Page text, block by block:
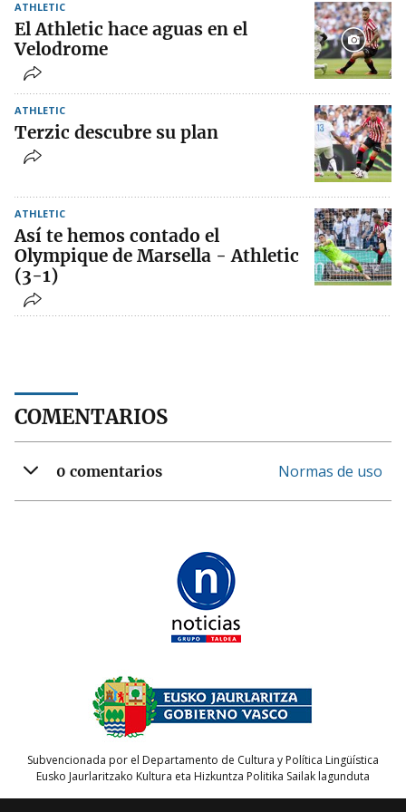
ATHLETIC
El Athletic hace aguas en el
Velodrome
ATHLETIC
Terzic descubre su plan
ATHLETIC
Así te hemos contado el
Olympique de Marsella - Athletic
(3-1)
COMENTARIOS
0 comentarios Normas de uso
Subvencionada por el Departamento de Cultura y Política Lingüística
Eusko Jaurlaritzako Kultura eta Hizkuntza Politika Sailak lagunduta